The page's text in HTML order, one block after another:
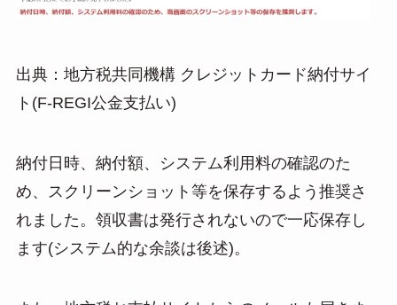
出典：地方税共同機構 クレジットカード納付サイ
ト(F-REGI公金支払い)
納付日時、納付額、システム利用料の確認のた
め、スクリーンショット等を保存するよう推奨さ
れました。領収書は発行されないので一応保存し
ます(システム的な余談は後述)。